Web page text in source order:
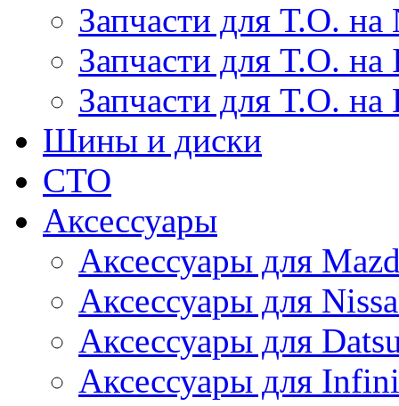
Запчасти для Т.О. на
Запчасти для Т.О.
Запчасти для Т.О. на
Шины и диски
СТО
Аксессуары
Аксессуары для
Аксессуары для
Аксессуары для
Аксессуары для